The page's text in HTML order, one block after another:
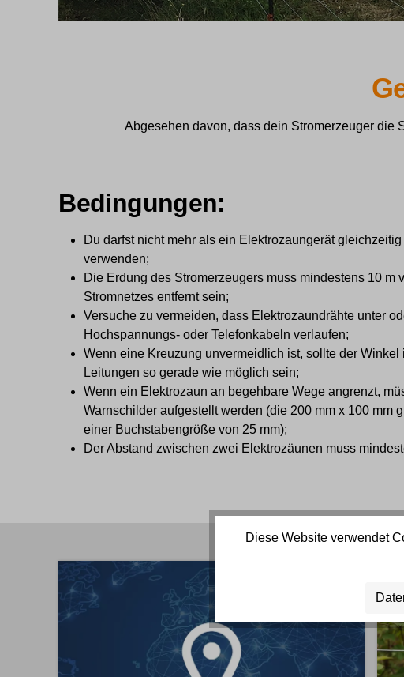
Abgesehen davon, dass dein Stromerzeuger die
Bedingungen:
Du darfst nicht mehr als ein Elektrozaungerät
verwenden;
Die Erdung des Stromerzeugers muss mindestens 10 m
Stromnetzes entfernt sein;
Versuche zu vermeiden, dass Elektrozaundrähte unter
Hochspannungs- oder Telefonkabeln verlaufen;
Wenn eine Kreuzung unvermeidlich ist, sollte der Winkel
Leitungen so gerade wie möglich sein;
Wenn ein Elektrozaun an begehbare Wege angrenzt,
Warnschilder aufgestellt werden (die 200 mm x 100 mm
einer Buchstabengröße von 25 mm);
Der Abstand zwischen zwei Elektrozäunen muss
Diese Website verwendet